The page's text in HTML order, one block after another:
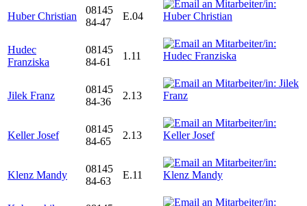
Huber Christian
08145
84-47
E.04
Hudec
Franziska
08145
84-61
1.11
Jilek Franz
08145
84-36
2.13
Keller Josef
08145
84-65
2.13
Klenz Mandy
08145
84-63
E.11